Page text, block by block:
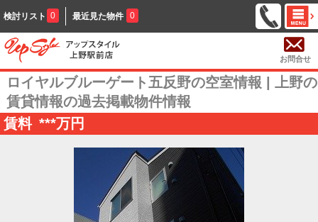
検討リスト 0 最近見た物件 0
お問合せ
ロイヤルブルーゲート五反野の空室情報 | 上野の
賃貸情報の過去掲載物件情報
賃料 ***万円